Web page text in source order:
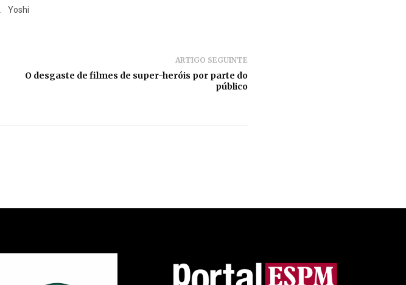
Yoshi
ARTIGO SEGUINTE
O desgaste de filmes de super-heróis por parte do
público